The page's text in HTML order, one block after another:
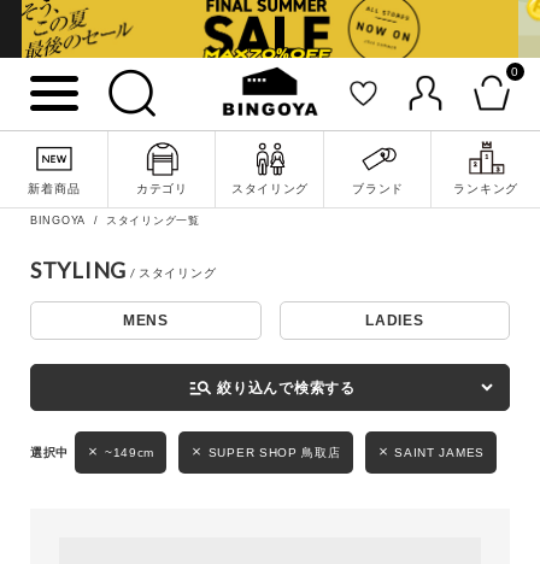
0
新着商品 カテゴリ スタイリング ブランド ランキング
詳細検索
BINGOYA スタイリング一覧
STYLING
MENS LADIES
manage_search 絞り込んで検索する
~149cm SUPER SHOP 鳥取店 SAINT JAMES